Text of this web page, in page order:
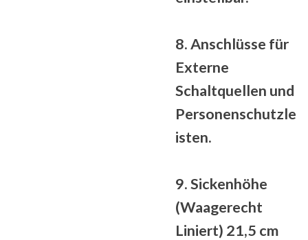
8. Anschlüsse für
Externe
Schaltquellen und
Personenschutzle
isten.
9. Sickenhöhe
(Waagerecht
Liniert) 21,5 cm